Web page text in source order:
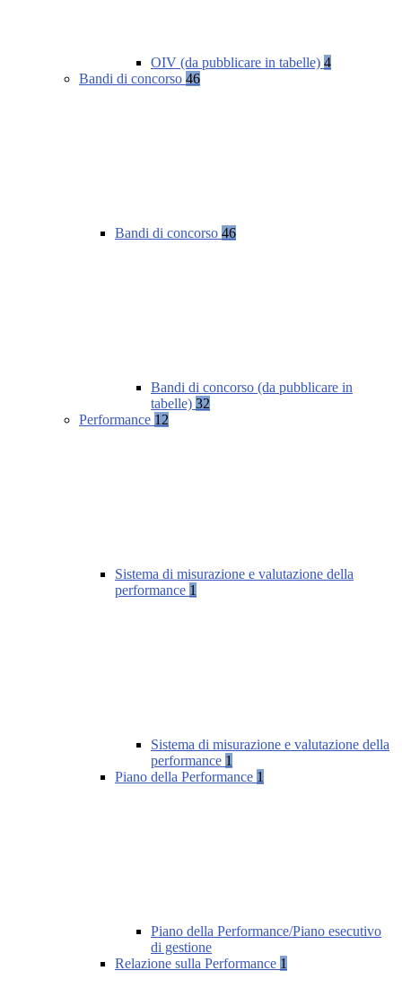
OIV (da pubblicare in tabelle) 4
Bandi di concorso 46
Bandi di concorso 46
Bandi di concorso (da pubblicare in
tabelle) 32
Performance 12
Sistema di misurazione e valutazione della
performance 1
Sistema di misurazione e valutazione della
performance 1
Piano della Performance 1
Piano della Performance/Piano esecutivo
di gestione
Relazione sulla Performance 1